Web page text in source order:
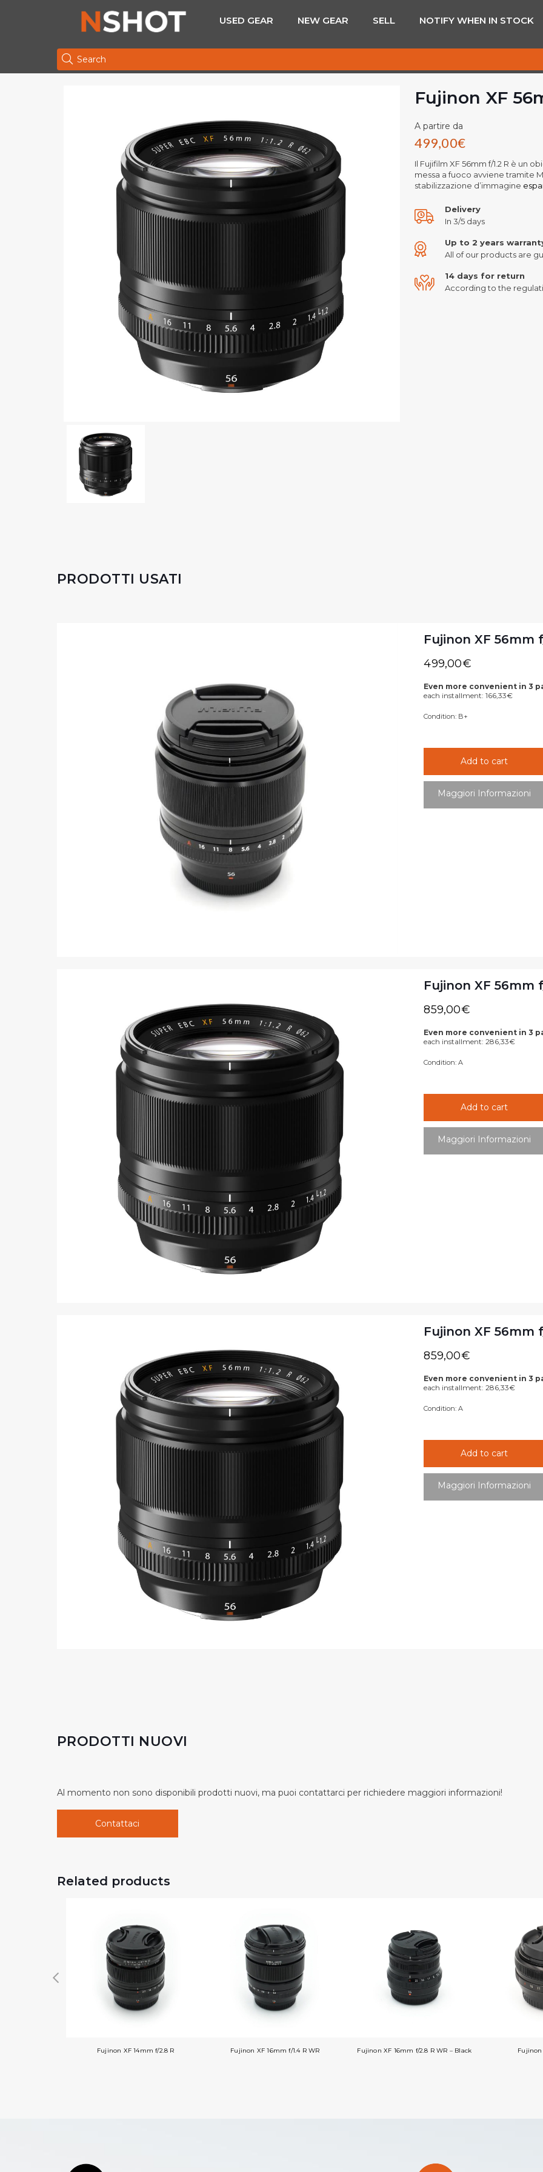
USED GEAR NEW GEAR SELL NOTIFY WHEN IN STOCK
Fujinon XF
A partire da
499,00€
Il Fujifilm XF 56mm f/1.2 R è un
messa a fuoco avviene tramite
stabilizzazione d’immagine
Delivery
In 3/5 days
Up to 2 years
All of our products are
14 days for return
According to the
PRODOTTI USATI
Fujinon XF 56mm
499,00€
Even more convenient in 3
each installment:166,33€
Condition: B+
Add to cart
Maggiori Informazioni
Fujinon XF 56mm
859,00€
Even more convenient in 3
each installment:286,33€
Condition: A
Add to cart
Maggiori Informazioni
Fujinon XF 56mm
859,00€
Even more convenient in 3
each installment:286,33€
Condition: A
Add to cart
Maggiori Informazioni
PRODOTTI NUOVI
Al momento non sono disponibili prodotti nuovi, ma puoi contattarci per richiedere maggiori informazioni!
Contattaci
Related products
Fujinon XF 14mm f/2.8 R Fujinon XF 16mm f/1.4 R WR Fujinon XF 16mm f/2.8 R WR – Black Fujinon